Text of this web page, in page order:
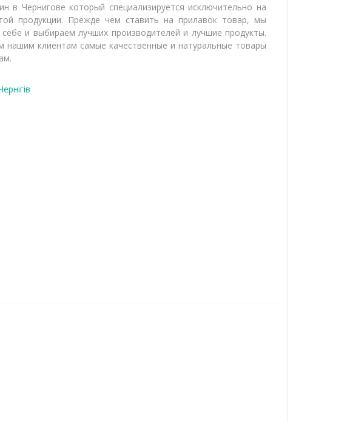
в Чернигове который специализируется исключительно на
продукции. Прежде чем ставить на прилавок товар, мы
и выбираем лучших производителей и лучшие продукты.
нашим клиентам самые качественные и натуральные товары